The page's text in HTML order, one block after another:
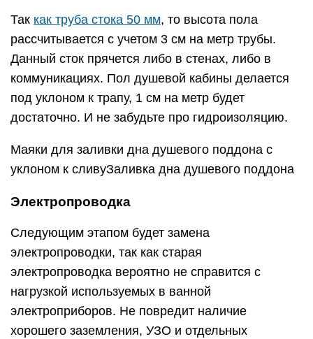
Так как труба стока 50 мм, то высота пола
рассчитывается с учетом 3 см на метр трубы.
Данный сток прячется либо в стенах, либо в
коммуникациях. Пол душевой кабины делается
под уклоном к трапу, 1 см на метр будет
достаточно. И не забудьте про гидроизоляцию.
Маяки для заливки дна душевого поддона с
уклоном к сливуЗаливка дна душевого поддона
Электропроводка
Следующим этапом будет замена
электропроводки, так как старая
электропроводка вероятно не справится с
нагрузкой используемых в ванной
электроприборов. Не повредит наличие
хорошего заземления, УЗО и отдельных